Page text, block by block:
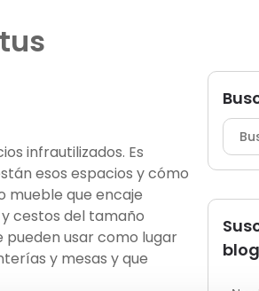
infrautilizados. Es
esos espacios y cómo
mueble que encaje
cestos del tamaño
pueden usar como lugar
y mesas y que
blog